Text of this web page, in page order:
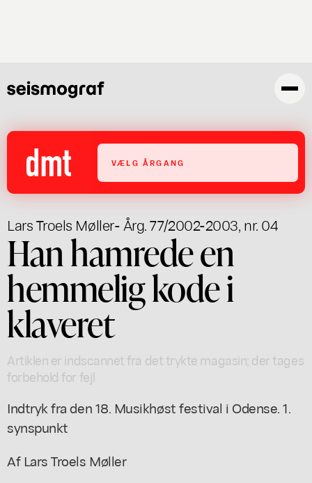
VÆLG ÅRGANG
Lars Troels Møller- Årg. 77/2002-2003, nr. 04
Han hamrede en
hemmelig kode i
klaveret
Artiklen er indscannet fra det trykte magasin; der tages
forbehold for fejl
Indtryk fra den 18. Musikhøst festival i Odense. 1.
synspunkt
Af Lars Troels Møller